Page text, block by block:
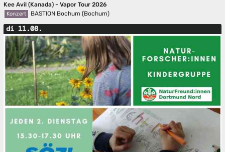
Kee Avil (Kanada) - Vapor Tour 2026
Konzert BASTION Bochum (Bochum)
di 11.08.